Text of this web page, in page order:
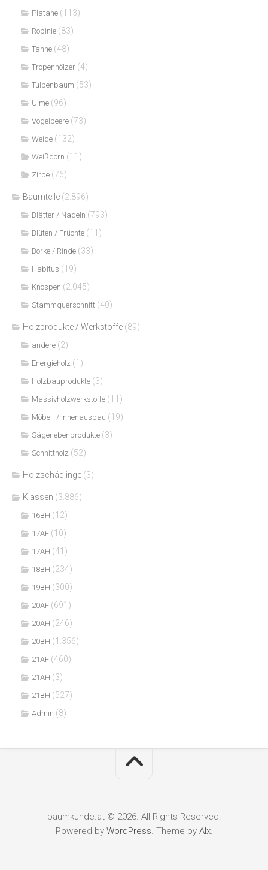
Platane (113)
Robinie (83)
Tanne (48)
Tropenhölzer (4)
Tulpenbaum (53)
Ulme (96)
Vogelbeere (73)
Weide (132)
Weißdorn (11)
Zirbe (76)
Baumteile (2.896)
Blätter / Nadeln (793)
Blüten / Früchte (11)
Borke / Rinde (33)
Habitus (19)
Knospen (2.045)
Stammquerschnitt (40)
Holzprodukte / Werkstoffe (89)
andere (2)
Energieholz (1)
Holzbauprodukte (3)
Massivholzwerkstoffe (11)
Möbel- / Innenausbau (19)
Sägenebenprodukte (3)
Schnittholz (52)
Holzschädlinge (3)
Klassen (3.886)
16BH (12)
17AF (10)
17AH (41)
18BH (234)
19BH (300)
20AF (691)
20AH (246)
20BH (1.356)
21AF (460)
21AH (3)
21BH (527)
Admin (8)
baumkunde.at © 2026. All Rights Reserved.
Powered by WordPress. Theme by Alx.